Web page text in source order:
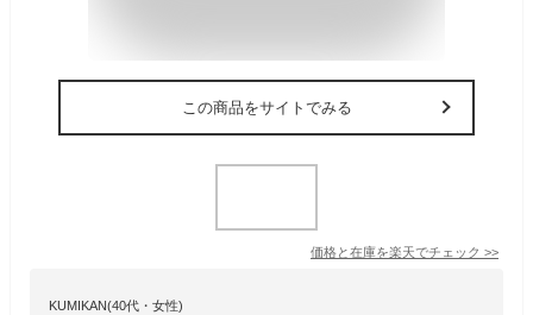
この商品をサイトでみる
価格と在庫を楽天でチェック >>
KUMIKAN(40代・女性)